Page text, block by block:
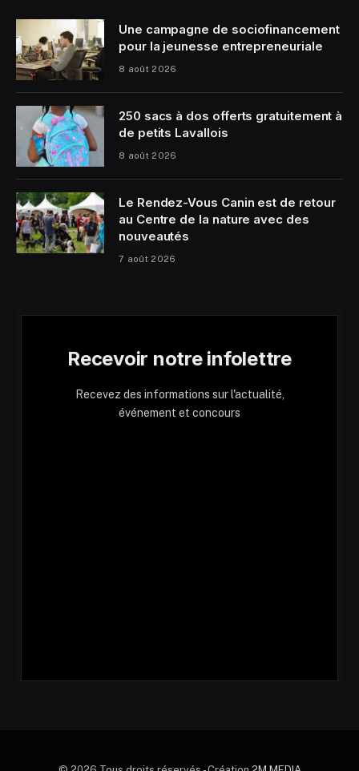
Une campagne de sociofinancement
pour la jeunesse entrepreneuriale
8 août 2026
250 sacs à dos offerts gratuitement à
de petits Lavallois
8 août 2026
Le Rendez-Vous Canin est de retour
au Centre de la nature avec des
nouveautés
7 août 2026
Recevoir notre infolettre
Recevez des informations sur l'actualité,
événement et concours